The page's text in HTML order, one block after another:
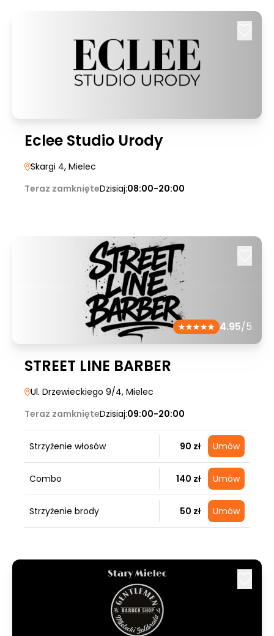
Eclee Studio Urody
Skargi 4, Mielec
Teraz zamknięteDzisiaj:08:00-20:00
4.95/5
STREET LINE BARBER
Ul. Drzewieckiego 9/4, Mielec
Teraz zamknięteDzisiaj:09:00-20:00
Strzyżenie włosów 90 zł Umów
Combo 140 zł Umów
Strzyżenie brody 50 zł Umów